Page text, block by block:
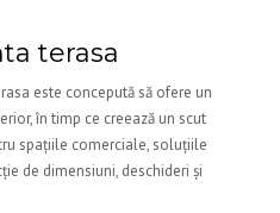
terasa
este concepută să ofere un
în timp ce creează un scut
spațiile comerciale, soluțiile
de dimensiuni, deschideri și